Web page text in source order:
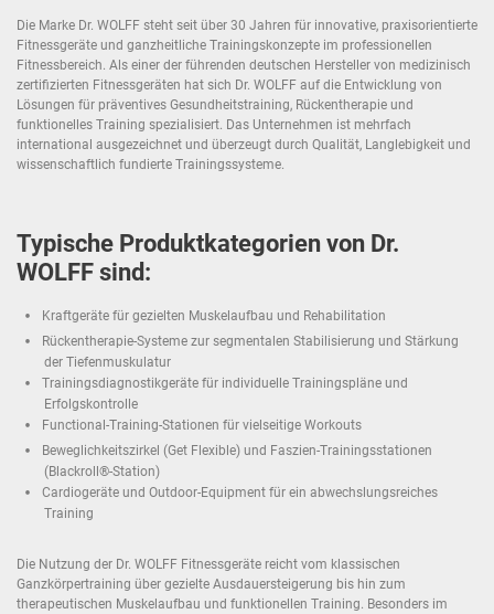
Die Marke Dr. WOLFF steht seit über 30 Jahren für innovative, praxisorientierte
Fitnessgeräte und ganzheitliche Trainingskonzepte im professionellen
Fitnessbereich. Als einer der führenden deutschen Hersteller von medizinisch
zertifizierten Fitnessgeräten hat sich Dr. WOLFF auf die Entwicklung von
Lösungen für präventives Gesundheitstraining, Rückentherapie und
funktionelles Training spezialisiert. Das Unternehmen ist mehrfach
international ausgezeichnet und überzeugt durch Qualität, Langlebigkeit und
wissenschaftlich fundierte Trainingssysteme.
Typische Produktkategorien von Dr.
WOLFF sind:
Kraftgeräte für gezielten Muskelaufbau und Rehabilitation
Rückentherapie-Systeme zur segmentalen Stabilisierung und Stärkung
der Tiefenmuskulatur
Trainingsdiagnostikgeräte für individuelle Trainingspläne und
Erfolgskontrolle
Functional-Training-Stationen für vielseitige Workouts
Beweglichkeitszirkel (Get Flexible) und Faszien-Trainingsstationen
(Blackroll®-Station)
Cardiogeräte und Outdoor-Equipment für ein abwechslungsreiches
Training
Die Nutzung der Dr. WOLFF Fitnessgeräte reicht vom klassischen
Ganzkörpertraining über gezielte Ausdauersteigerung bis hin zum
therapeutischen Muskelaufbau und funktionellen Training. Besonders im